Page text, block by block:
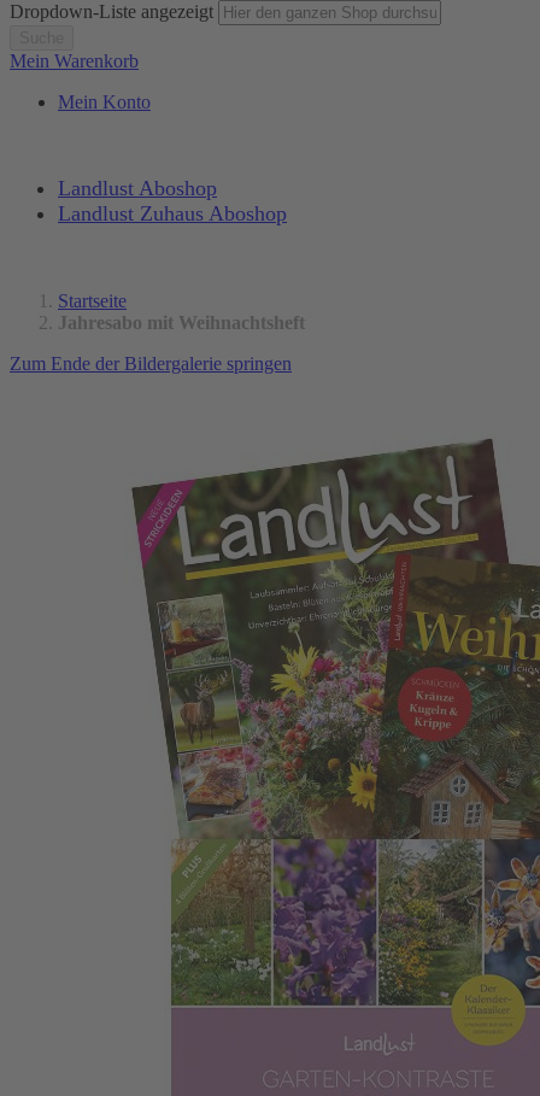
Dropdown-Liste angezeigt
Mein Warenkorb
Mein Konto
Landlust Aboshop
Landlust Zuhaus Aboshop
Startseite
Jahresabo mit Weihnachtsheft
Zum Ende der Bildergalerie springen
Zum Anfang der Bildergalerie springen
Jahresabo mit Weihnachtsheft
Verlängern Sie Ihr Landlust Jahresabo und wechseln zum
erhalten 6 Ausgaben Landlust, das Landlust Weihnachtsheft